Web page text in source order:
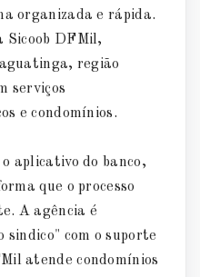
organizada e rápida.
Sicoob DFMil,
região
serviços
e condomínios.
aplicativo do banco,
que o processo
A agência é
sindico" com o suporte
atende condomínios